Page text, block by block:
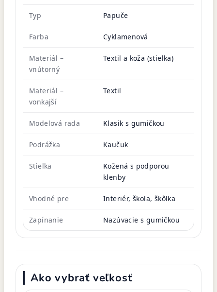
Typ Papuče
Farba Cyklamenová
Materiál –
vnútorný
Textil a koža (stielka)
Materiál –
vonkajší
Textil
Modelová rada Klasik s gumičkou
Podrážka Kaučuk
Stielka
Kožená s podporou
klenby
Vhodné pre Interiér, škola, škôlka
Zapínanie Nazúvacie s gumičkou
Ako vybrať veľkosť